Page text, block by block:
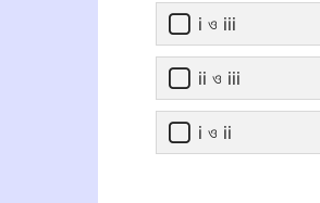
i ও iii
ii ও iii
i ও ii